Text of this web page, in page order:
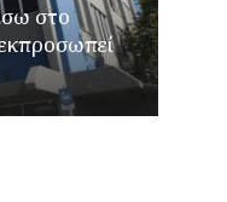
στο